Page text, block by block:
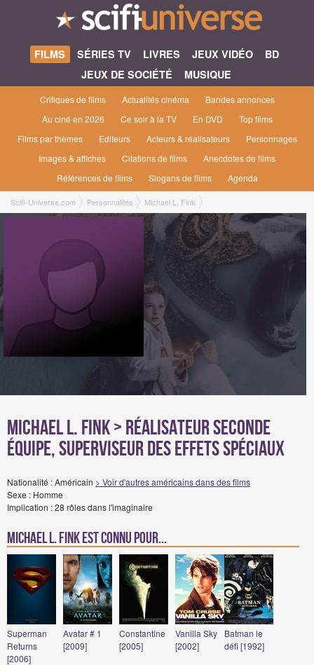
FILMS SÉRIES TV LIVRES JEUX VIDÉO
BD
JEUX DE SOCIÉTÉ
MUSIQUE
Critiques de films Actualités cinéma
Bandes annonces
Au ciné en 2026
Ce soir à la TV En DVD
Top films
Films par thèmes
Editeurs Acteurs & réalisateurs
Personnages
Images & affiches
Citations de films
Anecdotes de films
Références de films
Slogans de films Agenda
Scifi-Universe.com Personnalités Michael L. Fink
Michael L. Fink> Réalisateur seconde
équipe, Superviseur des Effets Spéciaux
Nationalité : Américain > Voir d'autres américains dans des films
Sexe : Homme
Implication : 28 rôles dans l'imaginaire
Michael L. Fink est connu pour...
Superman
Returns
[2006]
Avatar # 1
[2009]
Constantine
[2005]
Vanilla Sky
[2002]
Batman le
défi [1992]